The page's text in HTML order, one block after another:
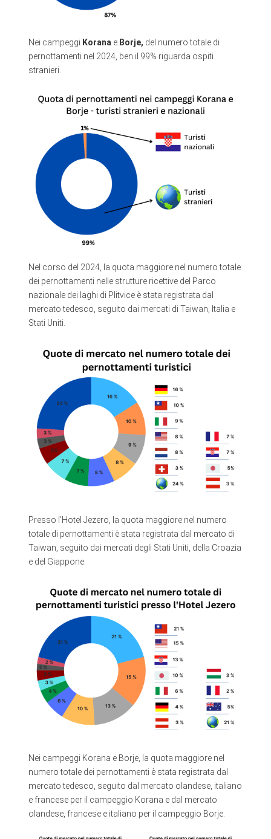
Nei campeggi Korana e Borje, del numero totale di
pernottamenti nel 2024, ben il 99% riguarda ospiti
stranieri.
Nel corso del 2024, la quota maggiore nel numero totale
dei pernottamenti nelle strutture ricettive del Parco
nazionale dei laghi di Plitvice è stata registrata dal
mercato tedesco, seguito dai mercati di Taiwan, Italia e
Stati Uniti.
Presso l’Hotel Jezero, la quota maggiore nel numero
totale di pernottamenti è stata registrata dal mercato di
Taiwan, seguito dai mercati degli Stati Uniti, della Croazia
e del Giappone.
Nei campeggi Korana e Borje, la quota maggiore nel
numero totale dei pernottamenti è stata registrata dal
mercato tedesco, seguito dal mercato olandese, italiano
e francese per il campeggio Korana e dal mercato
olandese, francese e italiano per il campeggio Borje.